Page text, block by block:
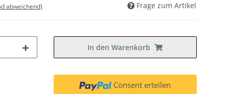
abweichend) Frage zum Artikel
In den Warenkorb
Consent erteilen